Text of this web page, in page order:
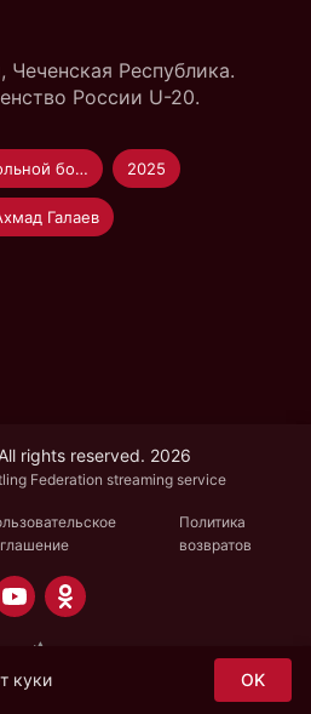
Чеченская Республика.
России U-20.
Первенство России по вольной борьбе U-20 2025
Галаев
rights reserved. 2026
Federation streaming service
Политика
возвратов
куки OK